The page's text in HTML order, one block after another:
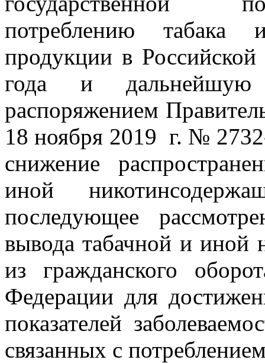
потреблению табака
продукции в
года и дальнейшую
распоряжением
18 ноября 2019 г. №
снижение
иной
последующее
вывода табачной и иной
из гражданского
Федерации для
показателей
связанных с